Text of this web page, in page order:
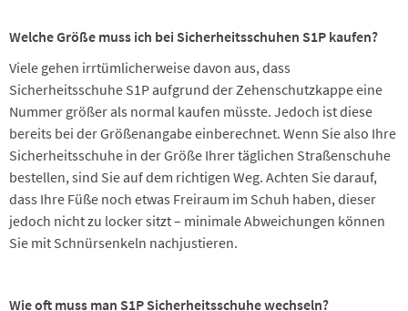
Welche Größe muss ich bei Sicherheitsschuhen S1P kaufen?
Viele gehen irrtümlicherweise davon aus, dass
Sicherheitsschuhe S1P aufgrund der Zehenschutzkappe eine
Nummer größer als normal kaufen müsste. Jedoch ist diese
bereits bei der Größenangabe einberechnet. Wenn Sie also Ihre
Sicherheitsschuhe in der Größe Ihrer täglichen Straßenschuhe
bestellen, sind Sie auf dem richtigen Weg. Achten Sie darauf,
dass Ihre Füße noch etwas Freiraum im Schuh haben, dieser
jedoch nicht zu locker sitzt – minimale Abweichungen können
Sie mit Schnürsenkeln nachjustieren.
Wie oft muss man S1P Sicherheitsschuhe wechseln?